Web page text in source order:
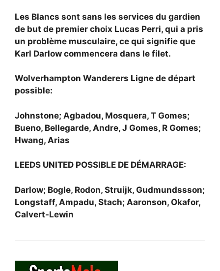
Les Blancs sont sans les services du gardien
de but de premier choix Lucas Perri, qui a pris
un problème musculaire, ce qui signifie que
Karl Darlow commencera dans le filet.
Wolverhampton Wanderers Ligne de départ
possible:
Johnstone; Agbadou, Mosquera, T Gomes;
Bueno, Bellegarde, Andre, J Gomes, R Gomes;
Hwang, Arias
LEEDS UNITED POSSIBLE DE DÉMARRAGE:
Darlow; Bogle, Rodon, Struijk, Gudmundssson;
Longstaff, Ampadu, Stach; Aaronson, Okafor,
Calvert-Lewin